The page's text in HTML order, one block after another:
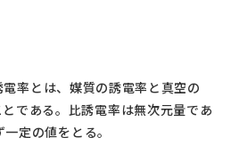
である。比誘電率は無次元量であ